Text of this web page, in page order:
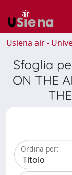
Usiena air -
Sfoglia
ON THE
Ordina per: